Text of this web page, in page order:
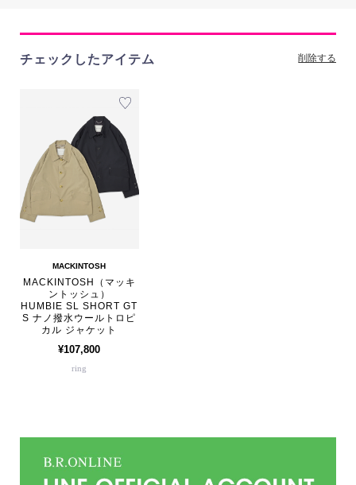
チェックしたアイテム 削除する
MACKINTOSH
MACKINTOSH（マッキ
ントッシュ）
HUMBIE SL SHORT GT
S ナノ撥水ウールトロピ
カル ジャケット
¥107,800
ring